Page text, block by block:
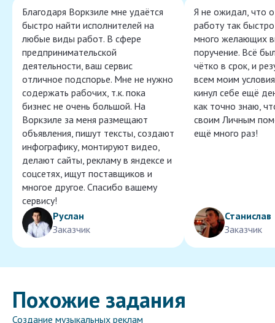
Благодаря Воркзиле мне удаётся
быстро найти исполнителей на
любые виды работ. В сфере
предпринимательской
деятельности, ваш сервис
отличное подспорье. Мне не нужно
содержать рабочих, т.к. пока
бизнес не очень большой. На
Воркзиле за меня размещают
объявления, пишут тексты, создают
инфографику, монтируют видео,
делают сайты, рекламу в яндексе и
соцсетях, ищут поставщиков и
многое другое. Спасибо вашему
сервису!
Руслан
Заказчик
Я не ожидал, что
работу так
много желающих
поручение. Всё
чётко в срок, и
всем моим
кинул себе ещё
как точно знаю,
своим Личным
ещё много раз!
Станислав
Заказчик
Похожие задания
Создание музыкальных реклам